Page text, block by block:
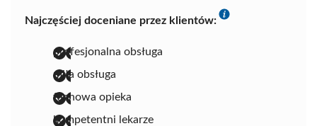
Najczęściej doceniane przez klientów:
profesjonalna obsługa
miła obsługa
fachowa opieka
kompetentni lekarze